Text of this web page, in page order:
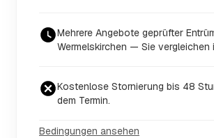
Mehrere Angebote geprüfter
Wermelskirchen — Sie vergleichen
Kostenlose Stornierung bis 48
dem Termin.
Bedingungen ansehen